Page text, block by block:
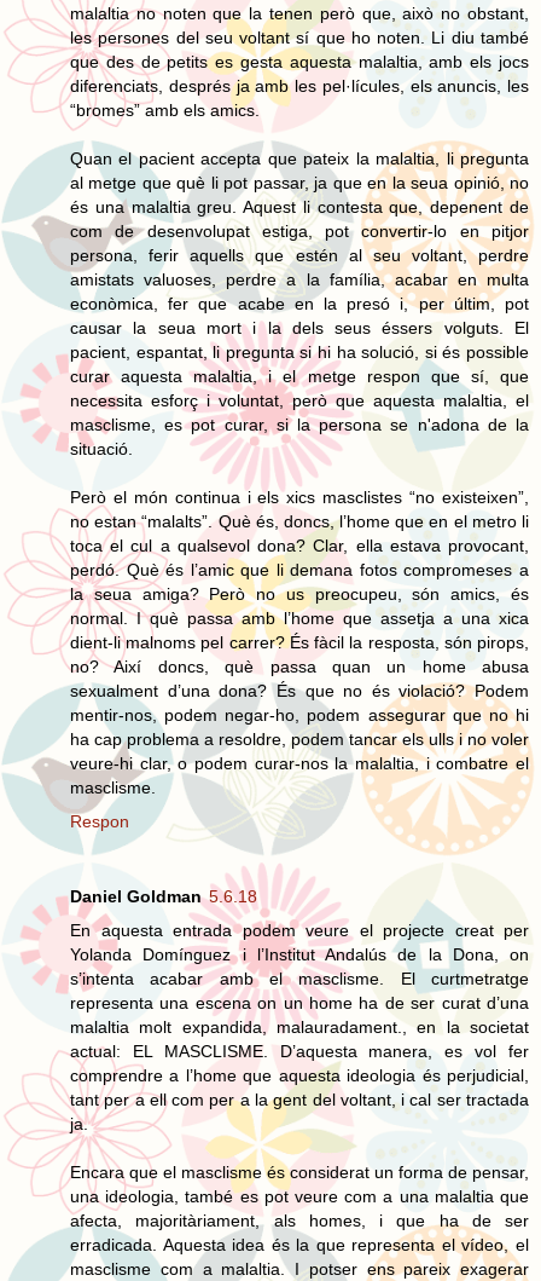
malaltia no noten que la tenen però que, això no obstant,
les persones del seu voltant sí que ho noten. Li diu també
que des de petits es gesta aquesta malaltia, amb els jocs
diferenciats, després ja amb les pel·lícules, els anuncis, les
“bromes” amb els amics.
Quan el pacient accepta que pateix la malaltia, li pregunta
al metge que què li pot passar, ja que en la seua opinió, no
és una malaltia greu. Aquest li contesta que, depenent de
com de desenvolupat estiga, pot convertir-lo en pitjor
persona, ferir aquells que estén al seu voltant, perdre
amistats valuoses, perdre a la família, acabar en multa
econòmica, fer que acabe en la presó i, per últim, pot
causar la seua mort i la dels seus éssers volguts. El
pacient, espantat, li pregunta si hi ha solució, si és possible
curar aquesta malaltia, i el metge respon que sí, que
necessita esforç i voluntat, però que aquesta malaltia, el
masclisme, es pot curar, si la persona se n'adona de la
situació.
Però el món continua i els xics masclistes “no existeixen”,
no estan “malalts”. Què és, doncs, l’home que en el metro li
toca el cul a qualsevol dona? Clar, ella estava provocant,
perdó. Què és l’amic que li demana fotos compromeses a
la seua amiga? Però no us preocupeu, són amics, és
normal. I què passa amb l’home que assetja a una xica
dient-li malnoms pel carrer? És fàcil la resposta, són pirops,
no? Així doncs, què passa quan un home abusa
sexualment d’una dona? És que no és violació? Podem
mentir-nos, podem negar-ho, podem assegurar que no hi
ha cap problema a resoldre, podem tancar els ulls i no voler
veure-hi clar, o podem curar-nos la malaltia, i combatre el
masclisme.
Respon
Daniel Goldman 5.6.18
En aquesta entrada podem veure el projecte creat per
Yolanda Domínguez i l’Institut Andalús de la Dona, on
s’intenta acabar amb el masclisme. El curtmetratge
representa una escena on un home ha de ser curat d’una
malaltia molt expandida, malauradament., en la societat
actual: EL MASCLISME. D’aquesta manera, es vol fer
comprendre a l’home que aquesta ideologia és perjudicial,
tant per a ell com per a la gent del voltant, i cal ser tractada
ja.
Encara que el masclisme és considerat un forma de pensar,
una ideologia, també es pot veure com a una malaltia que
afecta, majoritàriament, als homes, i que ha de ser
erradicada. Aquesta idea és la que representa el vídeo, el
masclisme com a malaltia. I potser ens pareix exagerar